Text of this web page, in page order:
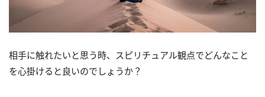
相手に触れたいと思う時、スピリチュアル観点でどんなこと
を心掛けると良いのでしょうか？